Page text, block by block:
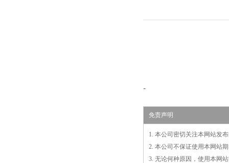
-
免责声明
1. 本公司密切关注本网站发
2. 本公司不保证使用本网站
3. 无论何种原因，使用本网